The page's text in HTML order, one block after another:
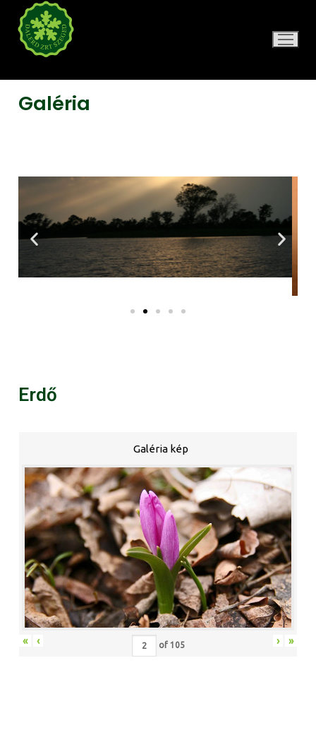
Galéria
Erdő
Galéria kép
« ‹ of 105 › »